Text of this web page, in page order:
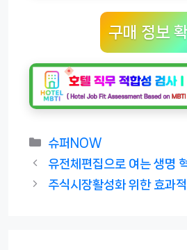
구매 정보
카
테
리
슈퍼NOW
유전체편집으로 여는 생명
주식시장활성화 위한 효과